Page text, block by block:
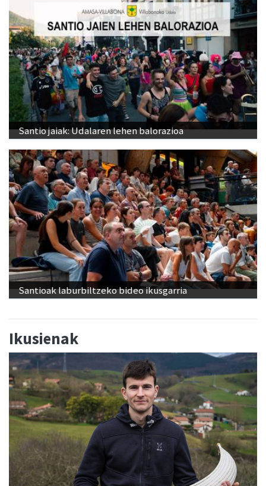
Santio jaiak: Udalaren lehen balorazioa
Santioak laburbiltzeko bideo ikusgarria
Ikusienak